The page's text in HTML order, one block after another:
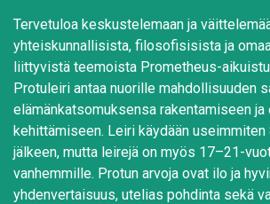
Tervetuloa keskustelemaan ja
yhteiskunnallisista, filosofisisista ja
liittyvistä teemoista Prometheus-
Protuleiri antaa nuorille mahdollisuuden
elämänkatsomuksensa rakentamiseen ja
kehittämiseen. Leiri käydään useimmiten
jälkeen, mutta leirejä on myös 17–21-
vanhemmille. Protun arvoja ovat ilo ja
yhdenvertaisuus, utelias pohdinta sekä